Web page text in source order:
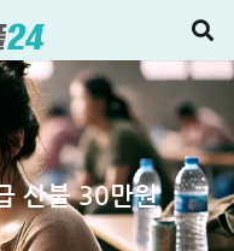
산불 30만원